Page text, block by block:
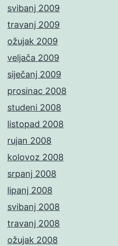
svibanj 2009
travanj 2009
ožujak 2009
veljača 2009
siječanj 2009
prosinac 2008
studeni 2008
listopad 2008
rujan 2008
kolovoz 2008
srpanj 2008
lipanj 2008
svibanj 2008
travanj 2008
ožujak 2008